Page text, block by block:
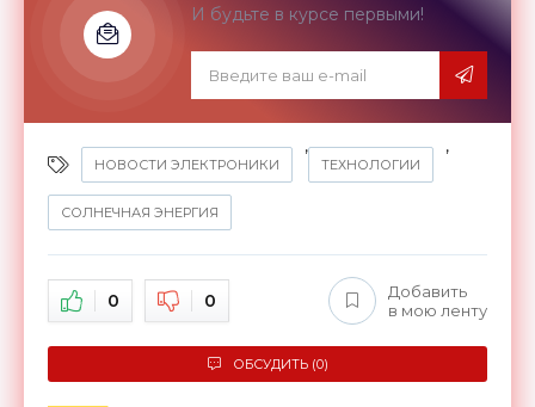
И будьте в курсе первыми!
НОВОСТИ ЭЛЕКТРОНИКИ
,
ТЕХНОЛОГИИ
,
СОЛНЕЧНАЯ ЭНЕРГИЯ
0 0
Добавить
в мою ленту
ОБСУДИТЬ (0)